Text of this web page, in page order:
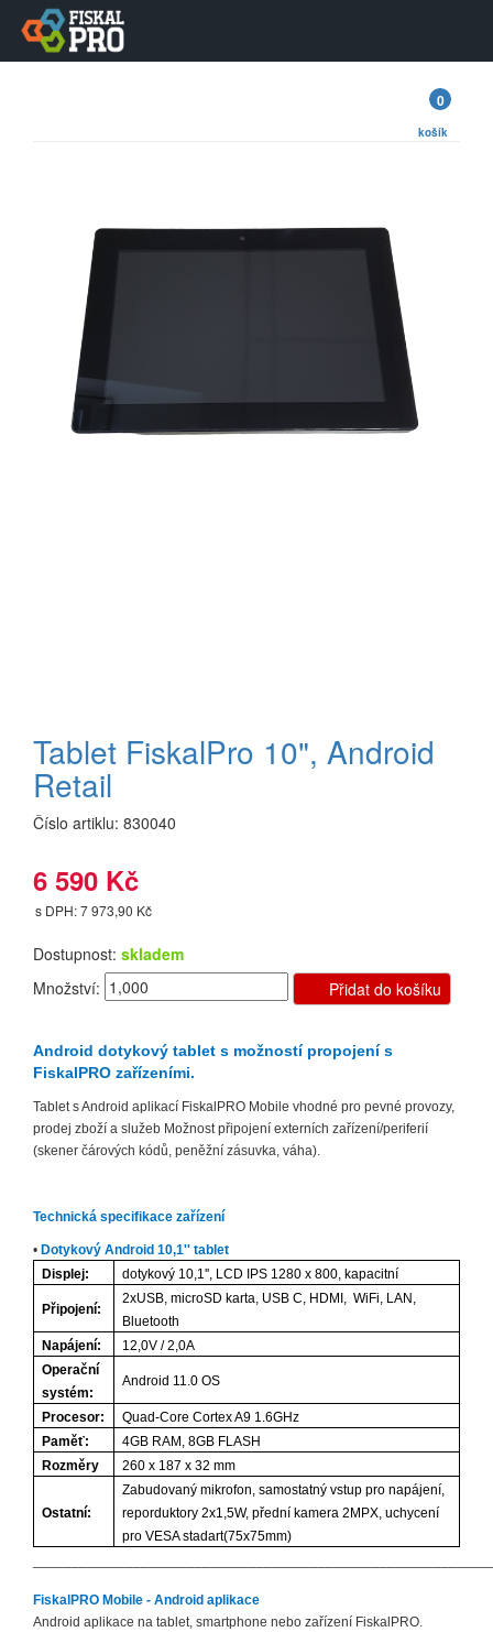
0
košík
Tablet FiskalPro 10", Android
Retail
Číslo artiklu: 830040
6 590 Kč
s DPH: 7 973,90 Kč
Dostupnost: skladem
Množství:
Přidat do košíku
Android dotykový tablet s možností propojení s
FiskalPRO zařízeními.
Tablet s Android aplikací FiskalPRO Mobile vhodné pro pevné provozy,
prodej zboží a služeb Možnost připojení externích zařízení/periferií
(skener čárových kódů, peněžní zásuvka, váha).
Technická specifikace zařízení
• Dotykový Android 10,1'' tablet
Displej:
dotykový 10,1'', LCD IPS 1280 x 800, kapacitní
Připojení:
2xUSB, microSD karta, USB C, HDMI, WiFi, LAN,
Bluetooth
Napájení:
12,0V / 2,0A
Operační
systém:
Android 11.0 OS
Procesor:
Quad-Core Cortex A9 1.6GHz
Paměť:
4GB RAM, 8GB FLASH
Rozměry
260 x 187 x 32 mm
Ostatní:
Zabudovaný mikrofon, samostatný vstup pro napájení,
reporduktory 2x1,5W, přední kamera 2MPX, uchycení
pro VESA stadart(75x75mm)
FiskalPRO Mobile - Android aplikace
Android aplikace na tablet, smartphone nebo zařízení FiskalPRO.